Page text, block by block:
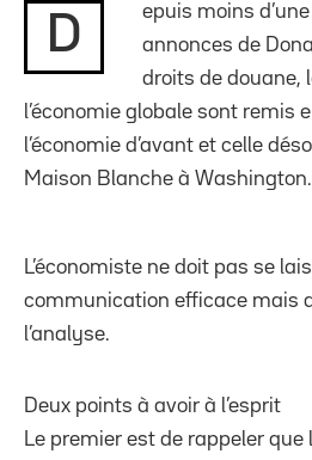
D
epuis moins
annonces de
droits de douane,
l’économie globale sont remis
l’économie d’avant et celle
Maison Blanche à Washington.
L’économiste ne doit pas se
communication efficace mais
l’analyse.
Deux points à avoir à l’esprit
Le premier est de rappeler que